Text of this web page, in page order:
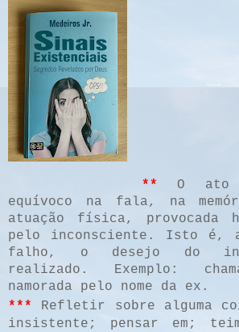
**O ato
equívoco na fala, na
atuação física, provocada
pelo inconsciente. Isto é,
falho, o desejo do
realizado. Exemplo:
namorada pelo nome da ex.
***
Refletir sobre alguma
insistente; pensar em;